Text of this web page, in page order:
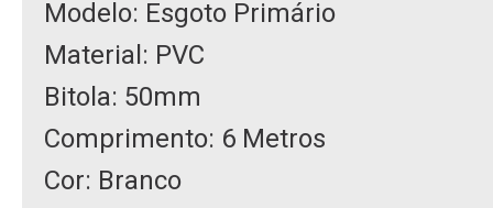
Modelo: Esgoto Primário
Material: PVC
Bitola: 50mm
Comprimento: 6 Metros
Cor: Branco